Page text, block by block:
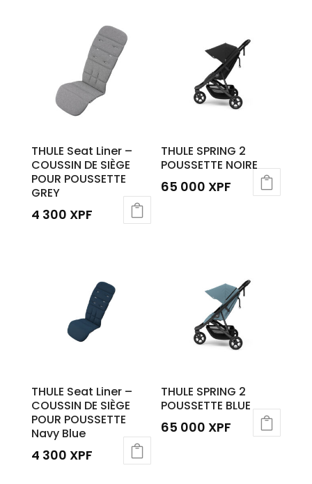
THULE Seat Liner –
COUSSIN DE SIÈGE
POUR POUSSETTE
GREY
4 300 XPF
THULE SPRING 2
POUSSETTE NOIRE
65 000 XPF
THULE Seat Liner –
COUSSIN DE SIÈGE
POUR POUSSETTE
Navy Blue
4 300 XPF
THULE SPRING 2
POUSSETTE BLUE
65 000 XPF